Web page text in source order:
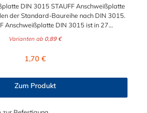
DIN 3015 STAUFF Anschweißplatte
der Standard-Baureihe nach DIN 3015.
Anschweißplatte DIN 3015 ist in 27
Varianten ab 0,89 €
Regulärer Preis:
1,70 €
Zum Produkt